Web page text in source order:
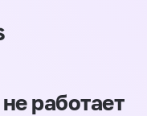
работает